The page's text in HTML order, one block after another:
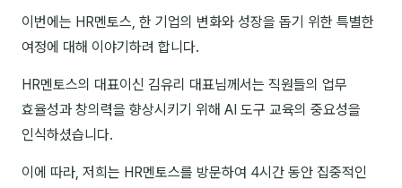
온라인강의 NEW
📈 B2B 마케팅
🤖 AI 실무
🧭 기획·전략
이번에는 HR멘토스, 한 기업의 변화와 성장을 돕기 위한 특별한
여정에 대해 이야기하려 합니다.
HR멘토스의 대표이신 김유리 대표님께서는 직원들의 업무
효율성과 창의력을 향상시키기 위해 AI 도구 교육의 중요성을
인식하셨습니다.
이에 따라, 저희는 HR멘토스를 방문하여 4시간 동안 집중적인